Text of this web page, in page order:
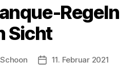
Regeln
Sicht
Veröffentlichungsdatum
11. Februar 2021